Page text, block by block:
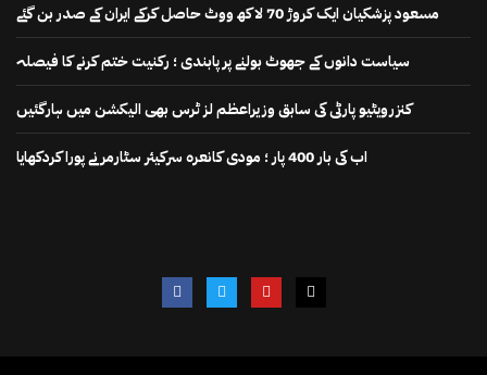
مسعود پزشکیان ایک کروڑ 70 لاکھ ووٹ حاصل کرکے ایران کے صدر بن گئے
سیاست دانوں کے جھوٹ بولنے پر پابندی ؛ رکنیت ختم کرنے کا فیصلہ
کنزرویٹیو پارٹی کی سابق وزیراعظم لز ٹرس بھی الیکشن میں ہارگئیں
اب کی بار 400 پار ؛ مودی کانعرہ سرکیئر سٹارمر نے پورا کردکھایا